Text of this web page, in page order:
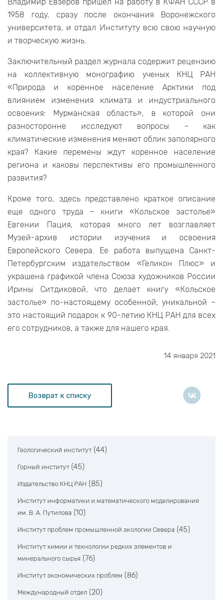
1958 году, сразу после окончания Воронежского
университета, и отдал Институту всю свою научную
и творческую жизнь.
Заключительный раздел журнала содержит рецензию
на коллективную монографию ученых КНЦ РАН
«Природа и коренное население Арктики под
влиянием изменения климата и индустриального
освоения: Мурманская область», в которой они
разносторонне исследуют вопросы – как
климатические изменения меняют облик заполярного
края? Какие перемены ждут коренное население
региона и каковы перспективы его промышленного
развития?
Кроме того, здесь представлено краткое описание
еще одного труда – книги «Кольское застолье»
Евгении Пация, которая много лет возглавляет
Музей-архив истории изучения и освоения
Европейского Севера. Ее работа выпущена Санкт-
Петербургским издательством «Геликон Плюс» и
украшена графикой члена Союза художников России
Ирины Ситдиковой, что делает книгу «Кольское
застолье» по-настоящему особенной, уникальной –
это настоящий подарок к 90-летию КНЦ РАН для всех
его сотрудников, а также для нашего края.
14 января 2021
Возврат к списку
Геологический институт (44)
Горный институт (45)
Издательство КНЦ РАН (85)
Институт информатики и математического моделирования
им. В. А. Путилова (10)
Институт проблем промышленной экологии Севера (45)
Институт химии и технологии редких элементов и
минерального сырья (76)
Институт экономических проблем (86)
Международный отдел (20)